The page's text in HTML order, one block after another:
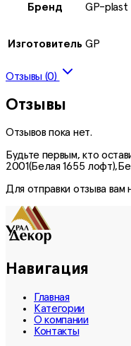
Бренд GP-plast
Изготовитель GP
Отзывы (0)
Отзывы
Отзывов пока нет.
Будьте первым, кто
2001(Белая 1655
Для отправки отзыва вам
Навигация
Главная
Категории
О компании
Контакты